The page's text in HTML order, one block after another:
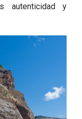
autenticidad y